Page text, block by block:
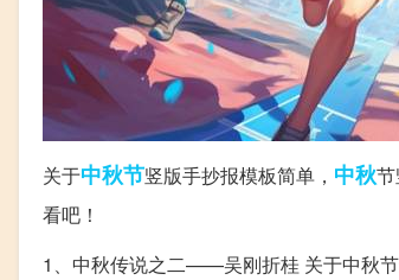
关于中秋节竖版手抄报模板简单， 中秋
看吧！
1、中秋传说之二——吴刚折桂 关于中秋